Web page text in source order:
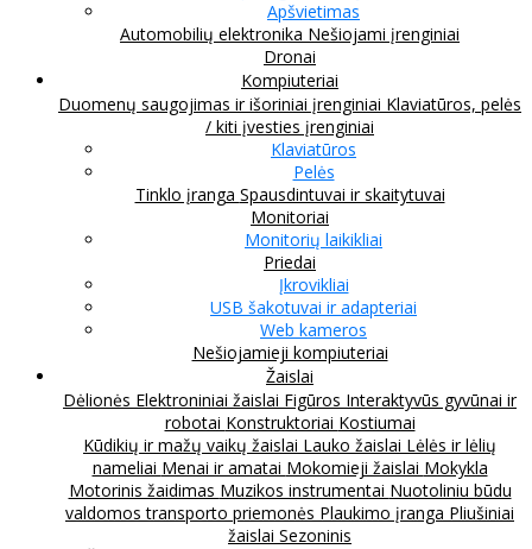
Apšvietimas
Automobilių elektronika Nešiojami įrenginiai
Dronai
Kompiuteriai
Duomenų saugojimas ir išoriniai įrenginiai Klaviatūros, pelės
/ kiti įvesties įrenginiai
Klaviatūros
Pelės
Tinklo įranga Spausdintuvai ir skaitytuvai
Monitoriai
Monitorių laikikliai
Priedai
Įkrovikliai
USB šakotuvai ir adapteriai
Web kameros
Nešiojamieji kompiuteriai
Žaislai
Dėlionės Elektroniniai žaislai Figūros Interaktyvūs gyvūnai ir
robotai Konstruktoriai Kostiumai
Kūdikių ir mažų vaikų žaislai Lauko žaislai Lėlės ir lėlių
nameliai Menai ir amatai Mokomieji žaislai Mokykla
Motorinis žaidimas Muzikos instrumentai Nuotoliniu būdu
valdomos transporto priemonės Plaukimo įranga Pliušiniai
žaislai Sezoninis